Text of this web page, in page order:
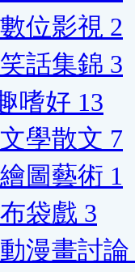
數位影視 2
笑話集錦 3
嗜好 13
文學散文 7
繪圖藝術 1
布袋戲 3
動漫畫討論